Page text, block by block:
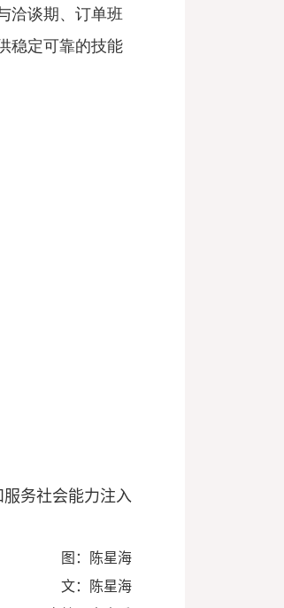
洽谈期、订单班
稳定可靠的技能
务社会能力注入
图：陈星海
文：陈星海